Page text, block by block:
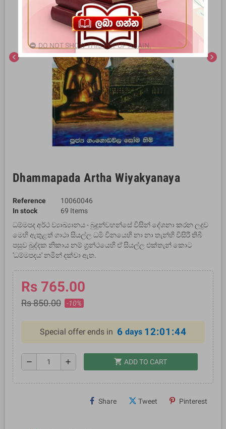
chevron_left chevron_right
Dhammapada Artha Wiyakyanaya
Reference
10060046
In stock
69 Items
ධම්මපද අර්ථ ව්‍යාඛ්‍යානය - බුදුන්වහන්සේ විසින් දේශනා කරන ලදුව
මෙහි ඇතුළත් ගාථා සියල්ල ධර්‍ම විනයෙහි නා නා තැන්හි විසිරී තිබී
පසුව ඛුද්දක නිකාය නම් ග්‍රන්ථයෙහි ඒ සියල්ල එක්තැන් කොට
'ධම්මපදය' නමින් දක්වා ඇත.
Rs 765.00
Rs 850.00 -10%
Special offer ends in 6 days 12:01:44
remove add shopping_cart ADD TO CART
Share Tweet Pinterest
DO NOT SHOW THIS POPUP AGAIN.